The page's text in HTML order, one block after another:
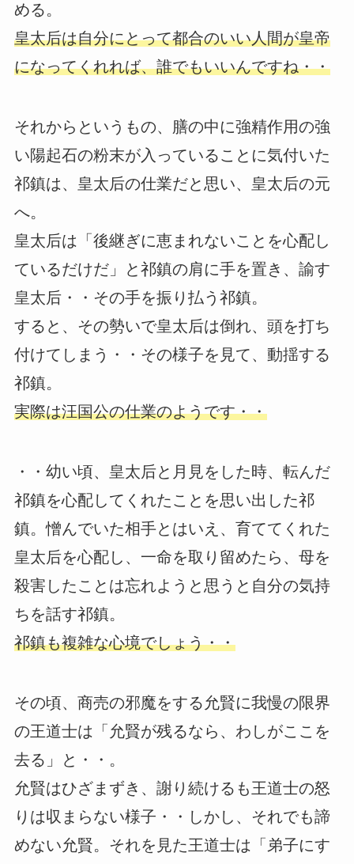
める。
皇太后は自分にとって都合のいい人間が皇帝
になってくれれば、誰でもいいんですね・・
それからというもの、膳の中に強精作用の強
い陽起石の粉末が入っていることに気付いた
祁鎮は、皇太后の仕業だと思い、皇太后の元
へ。
皇太后は「後継ぎに恵まれないことを心配し
ているだけだ」と祁鎮の肩に手を置き、諭す
皇太后・・その手を振り払う祁鎮。
すると、その勢いで皇太后は倒れ、頭を打ち
付けてしまう・・その様子を見て、動揺する
祁鎮。
実際は汪国公の仕業のようです・・
・・幼い頃、皇太后と月見をした時、転んだ
祁鎮を心配してくれたことを思い出した祁
鎮。憎んでいた相手とはいえ、育ててくれた
皇太后を心配し、一命を取り留めたら、母を
殺害したことは忘れようと思うと自分の気持
ちを話す祁鎮。
祁鎮も複雑な心境でしょう・・
その頃、商売の邪魔をする允賢に我慢の限界
の王道士は「允賢が残るなら、わしがここを
去る」と・・。
允賢はひざまずき、謝り続けるも王道士の怒
りは収まらない様子・・しかし、それでも諦
めない允賢。それを見た王道士は「弟子にす